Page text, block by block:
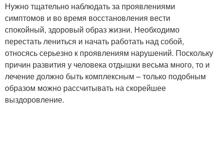
Нужно тщательно наблюдать за проявлениями
симптомов и во время восстановления вести
спокойный, здоровый образ жизни. Необходимо
перестать лениться и начать работать над собой,
относясь серьезно к проявлениям нарушений. Поскольку
причин развития у человека отдышки весьма много, то и
лечение должно быть комплексным – только подобным
образом можно рассчитывать на скорейшее
выздоровление.